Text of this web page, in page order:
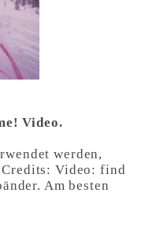
Video.
werden,
Video: find
Am besten